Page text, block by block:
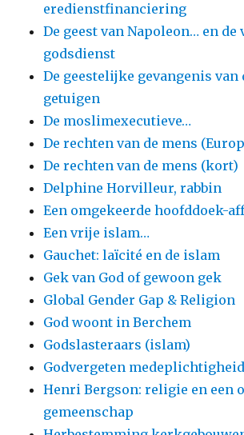
eredienstfinanciering
De geest van Napoleon… en
godsdienst
De geestelijke gevangenis van
getuigen
De moslimexecutieve…
De rechten van de mens
De rechten van de mens (kort)
Delphine Horvilleur, rabbin
Een omgekeerde hoofddoek-
Een vrije islam…
Gauchet: laïcité en de islam
Gek van God of gewoon gek
Global Gender Gap & Religion
God woont in Berchem
Godslasteraars (islam)
Godvergeten
Henri Bergson: religie en een
gemeenschap